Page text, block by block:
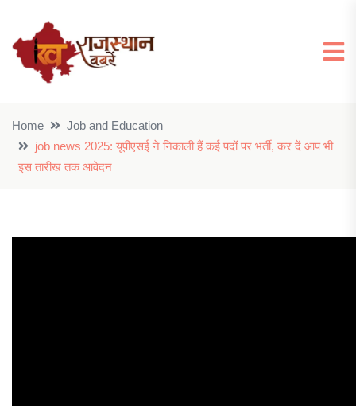
Home
Job and Education
job news 2025: यूपीएसई ने निकाली हैं कई पदों पर भर्ती, कर दें आप भी
इस तारीख तक आवेदन